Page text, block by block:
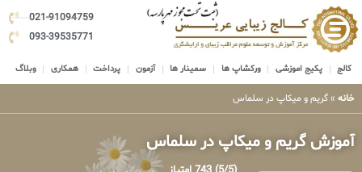
021-91094759
093-39535771
کالج پکیج اموزشی ورکشاپ ها سمینار ها آزمون پرداخت همکاری وبلاگ
خانه » گریم و میکاپ در سلماس
آموزش گریم و میکاپ در سلماس